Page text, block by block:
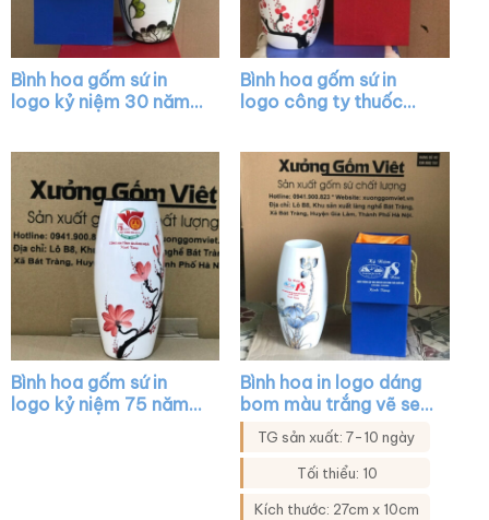
Bình hoa gốm sứ in
logo kỷ niệm 30 năm
Bình hoa gốm sứ in
logo công ty thuốc
XG-LH10
Bình hoa gốm sứ in
logo kỷ niệm 75 năm
Bình hoa in logo dáng
bom màu trắng vẽ sen
xanh viền kim XG-
LH38
TG sản xuất: 7-10 ngày
Tối thiểu: 10
Kích thước: 27cm x 10cm